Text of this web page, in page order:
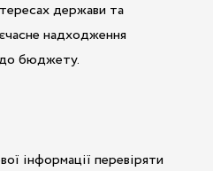
держави та
надходження
бюджету.
інформації перевіряти